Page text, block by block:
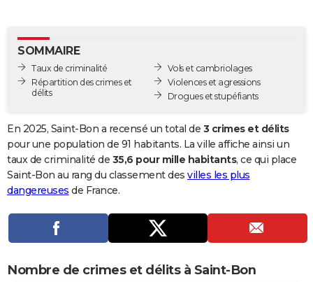
GUIDES D'ACHAT
BONS PLANS
Carte de Noël
Carte Bonne année
Carte Saint-Valentin
Carte Pâques
Carte d'anniversaire
DICTIONNAIRE
Dictionnaire
Biographies
Citations
Expressions
Proverbes
PROGRAMME TV
COPAINS D'AVANT
S'inscrire
Se connecter
Lycées
Collèges
Primaires
Universités
Entreprises
Service militaire
Avis de recherche
AVIS DE DÉCÈS
FORUM
Bricolage
Lifestyle
Culture
Sport
Auto
Television
Voyage
Cinema
SOMMAIRE
Taux de criminalité
Répartition des crimes et
délits
Vols et cambriolages
Violences et agressions
Drogues et stupéfiants
En 2025, Saint-Bon a recensé un total de 3 crimes et délits
pour une population de 91 habitants. La ville affiche ainsi un
taux de criminalité de 35,6 pour mille habitants, ce qui place
Saint-Bon au rang du classement des villes les plus
dangereuses de France.
Nombre de crimes et délits à Saint-Bon